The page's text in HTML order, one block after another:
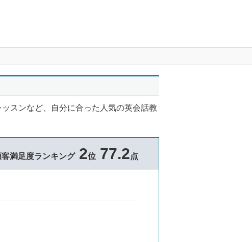
スンなど、自分に合った人気の英会話教
満足度ランキング2位 77.2点